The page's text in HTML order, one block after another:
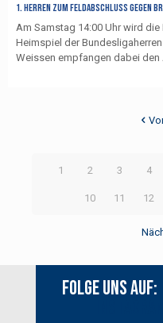
1. Herren zum Feldabschluss gegen
Am Samstag 14:00 Uhr wird
Heimspiel der
Weissen empfangen dabei den
1 2 3 4
10 11 12
Folge uns